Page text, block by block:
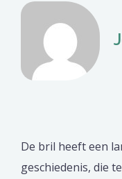
De bril heeft een
geschiedenis, die